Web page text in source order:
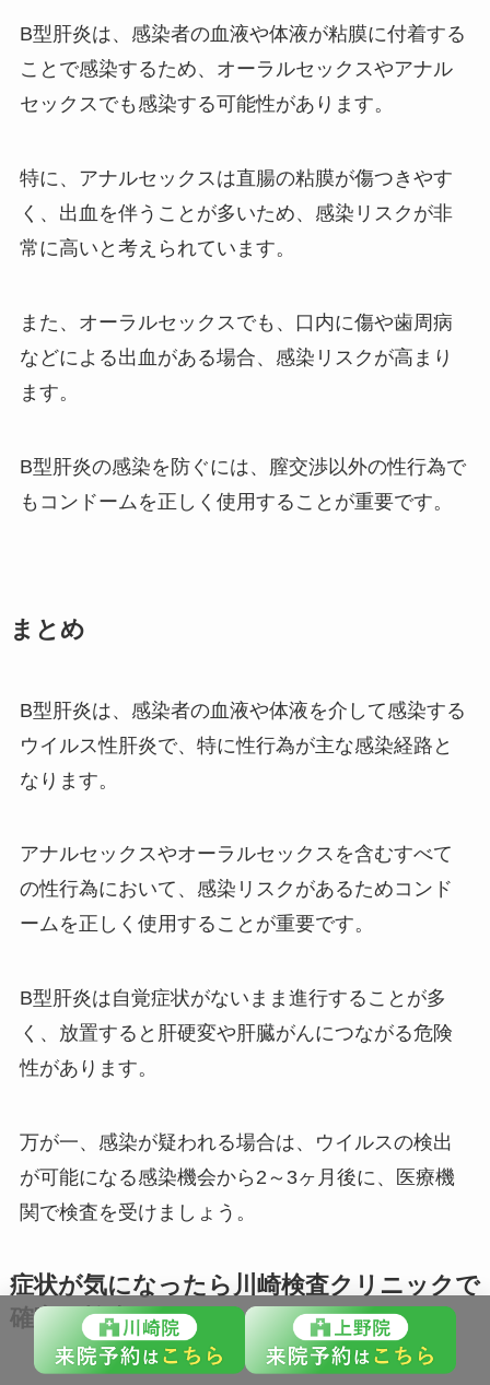
B型肝炎は、感染者の血液や体液が粘膜に付着する
ことで感染するため、オーラルセックスやアナル
セックスでも感染する可能性があります。
特に、アナルセックスは直腸の粘膜が傷つきやす
く、出血を伴うことが多いため、感染リスクが非
常に高いと考えられています。
また、オーラルセックスでも、口内に傷や歯周病
などによる出血がある場合、感染リスクが高まり
ます。
B型肝炎の感染を防ぐには、膣交渉以外の性行為で
もコンドームを正しく使用することが重要です。
まとめ
B型肝炎は、感染者の血液や体液を介して感染する
ウイルス性肝炎で、特に性行為が主な感染経路と
なります。
アナルセックスやオーラルセックスを含むすべて
の性行為において、感染リスクがあるためコンド
ームを正しく使用することが重要です。
B型肝炎は自覚症状がないまま進行することが多
く、放置すると肝硬変や肝臓がんにつながる危険
性があります。
万が一、感染が疑われる場合は、ウイルスの検出
が可能になる感染機会から2～3ヶ月後に、医療機
関で検査を受けましょう。
症状が気になったら川崎検査クリニックで
確実な検査を